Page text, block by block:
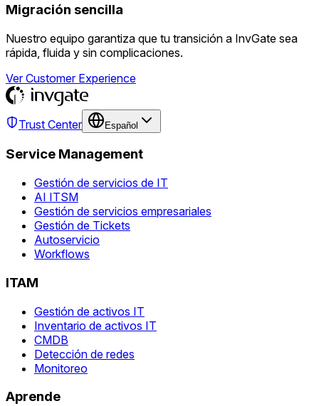
Migración sencilla
Nuestro equipo garantiza que tu transición a InvGate sea
rápida, fluida y sin complicaciones.
Ver Customer Experience
Trust Center Español
Service Management
Gestión de servicios de IT
AI ITSM
Gestión de servicios empresariales
Gestión de Tickets
Autoservicio
Workflows
ITAM
Gestión de activos IT
Inventario de activos IT
CMDB
Detección de redes
Monitoreo
Aprende